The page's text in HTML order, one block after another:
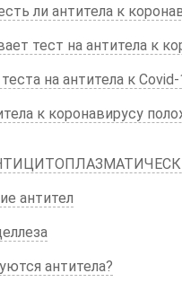
ли антитела к
тест на антитела к
на антитела к Covid-
к коронавирусу
антител
антитела?